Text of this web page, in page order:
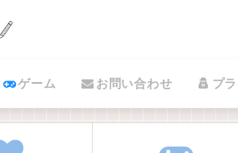
ゲーム お問い合わせ プ